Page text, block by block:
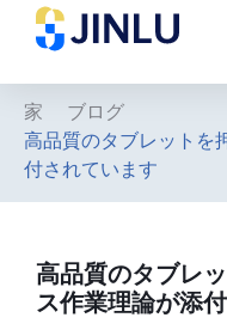
家
ブログ
高品質のタブレットを
付されています
高品質のタブレ
ス作業理論が添